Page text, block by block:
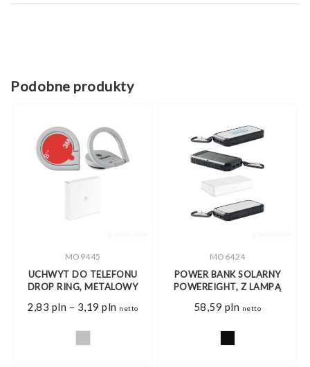
Podobne produkty
MO9445
UCHWYT DO TELEFONU
DROP RING, METALOWY
2,83 pln – 3,19pln Zakres
cen:
netto
MO6424
POWER BANK SOLARNY
POWEREIGHT, Z LAMPĄ
58,59 pln netto